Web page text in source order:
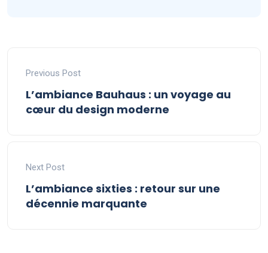
Previous Post
L’ambiance Bauhaus : un voyage au
cœur du design moderne
Next Post
L’ambiance sixties : retour sur une
décennie marquante